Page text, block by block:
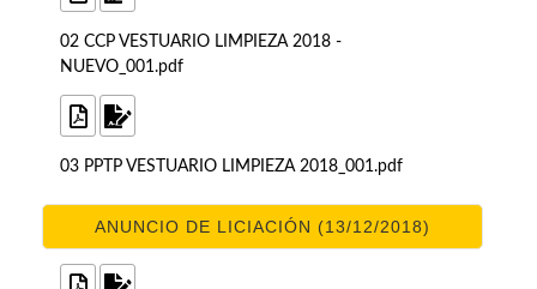
02 CCP VESTUARIO LIMPIEZA 2018 -
NUEVO_001.pdf
03 PPTP VESTUARIO LIMPIEZA 2018_001.pdf
ANUNCIO DE LICIACIÓN (13/12/2018)